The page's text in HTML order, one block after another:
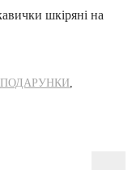
шкіряні на
ПОДАРУНКИ,